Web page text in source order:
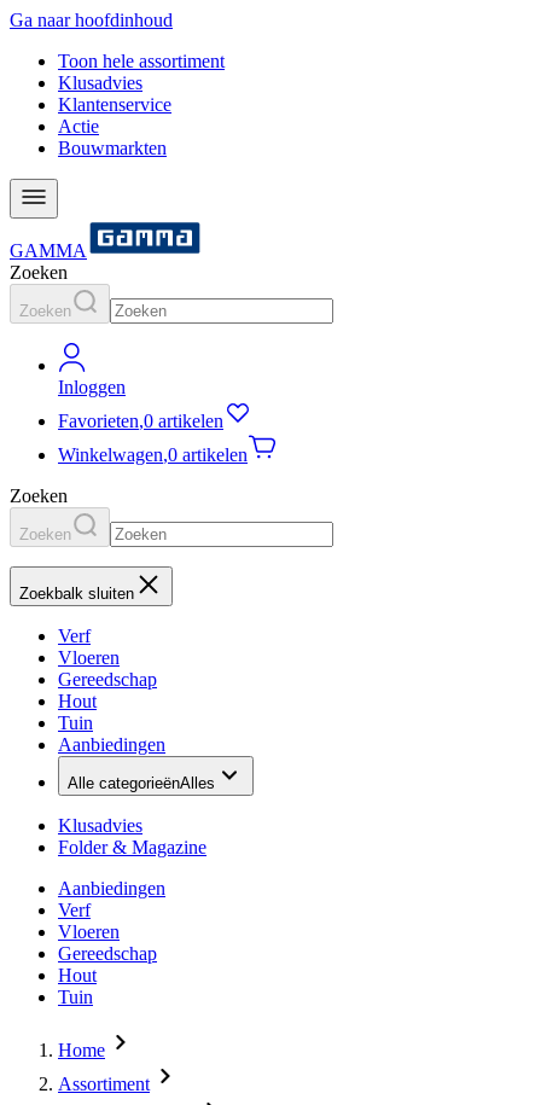
Ga naar hoofdinhoud
Toon hele assortiment
Klusadvies
Klantenservice
Actie
Bouwmarkten
GAMMA
Zoeken
Zoeken
Inloggen
Favorieten,0 artikelen
Winkelwagen,0 artikelen
Zoeken
Zoeken
Zoekbalk sluiten
Verf
Vloeren
Gereedschap
Hout
Tuin
Aanbiedingen
Alle categorieënAlles
Klusadvies
Folder & Magazine
Aanbiedingen
Verf
Vloeren
Gereedschap
Hout
Tuin
Home
Assortiment